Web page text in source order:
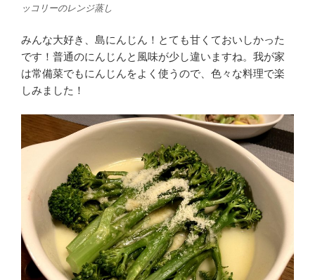
ッコリーのレンジ蒸し
みんな大好き、島にんじん！とても甘くておいしかった
です！普通のにんじんと風味が少し違いますね。我が家
は常備菜でもにんじんをよく使うので、色々な料理で楽
しみました！